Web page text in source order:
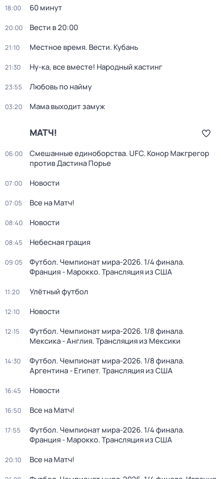
18:00 60 минут
20:00 Вести в 20:00
21:10 Местное время. Вести. Кубань
21:30 Ну-ка, все вместе! Народный кастинг
23:55 Любовь по найму
03:20 Мама выходит замуж
МАТЧ!
06:00
Смешанные единоборства. UFC. Конор Макгрегор
против Дастина Порье
07:00 Новости
07:05 Все на Матч!
08:40 Новости
08:45 Небесная грация
09:05
Футбол. Чемпионат мира-2026. 1/4 финала.
Франция - Марокко. Трансляция из США
11:20 Улётный футбол
12:10 Новости
12:15
Футбол. Чемпионат мира-2026. 1/8 финала.
Мексика - Англия. Трансляция из Мексики
14:30
Футбол. Чемпионат мира-2026. 1/8 финала.
Аргентина - Египет. Трансляция из США
16:45 Новости
16:50 Все на Матч!
17:55
Футбол. Чемпионат мира-2026. 1/4 финала.
Франция - Марокко. Трансляция из США
20:10 Все на Матч!